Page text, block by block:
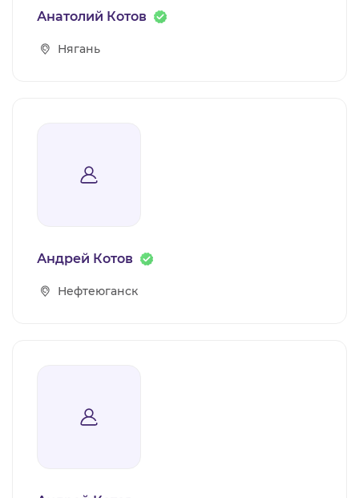
Анатолий Котов
Нягань
Андрей Котов
Нефтеюганск